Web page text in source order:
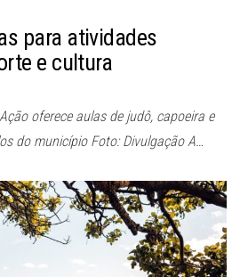
para atividades
e cultura
oferece aulas de judô, capoeira e
do município Foto: Divulgação A…